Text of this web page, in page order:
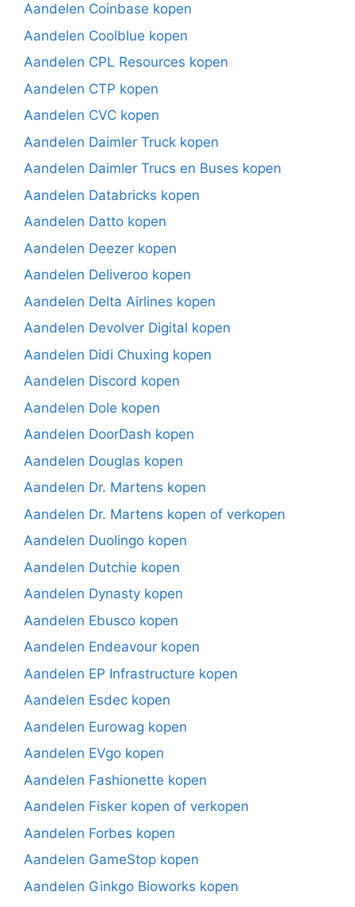
Aandelen Coinbase kopen
Aandelen Coolblue kopen
Aandelen CPL Resources kopen
Aandelen CTP kopen
Aandelen CVC kopen
Aandelen Daimler Truck kopen
Aandelen Daimler Trucs en Buses kopen
Aandelen Databricks kopen
Aandelen Datto kopen
Aandelen Deezer kopen
Aandelen Deliveroo kopen
Aandelen Delta Airlines kopen
Aandelen Devolver Digital kopen
Aandelen Didi Chuxing kopen
Aandelen Discord kopen
Aandelen Dole kopen
Aandelen DoorDash kopen
Aandelen Douglas kopen
Aandelen Dr. Martens kopen
Aandelen Dr. Martens kopen of verkopen
Aandelen Duolingo kopen
Aandelen Dutchie kopen
Aandelen Dynasty kopen
Aandelen Ebusco kopen
Aandelen Endeavour kopen
Aandelen EP Infrastructure kopen
Aandelen Esdec kopen
Aandelen Eurowag kopen
Aandelen EVgo kopen
Aandelen Fashionette kopen
Aandelen Fisker kopen of verkopen
Aandelen Forbes kopen
Aandelen GameStop kopen
Aandelen Ginkgo Bioworks kopen